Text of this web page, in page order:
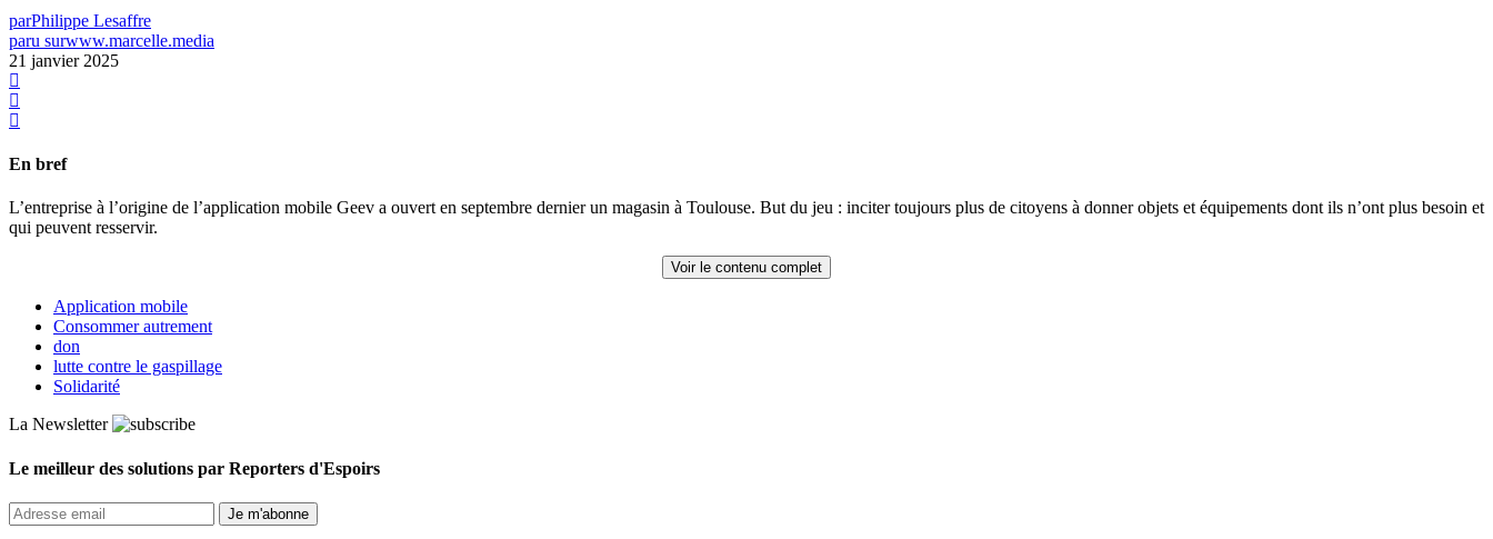
parPhilippe Lesaffre
paru surwww.marcelle.media
21 janvier 2025
En bref
L’entreprise à l’origine de l’application mobile Geev a ouvert en septembre dernier un magasin à Toulouse. But du jeu : inciter toujours plus de citoyens à donner objets et équipements dont ils n’ont plus besoin et
qui peuvent resservir.
Voir le contenu complet
Application mobile
Consommer autrement
don
lutte contre le gaspillage
Solidarité
La Newsletter
Le meilleur des solutions par Reporters d'Espoirs